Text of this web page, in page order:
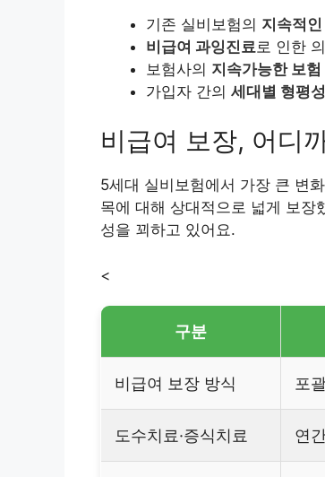
기존 실비보험의 지속적
비급여 과잉진료 로 인한
보험사의 지속가능한 보험
가입자 간의 세대별 형평성
비급여 보장, 어디
5세대 실비보험에서 가장 큰 변
목에 대해 상대적으로 넓게 보장
성을 꾀하고 있어요.
<
구분
비급여 보장 방식 포
도수치료·증식치료 연